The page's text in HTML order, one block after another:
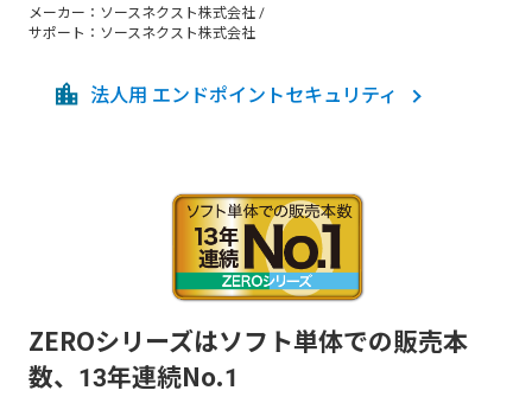
メーカー：ソースネクスト株式会社 /
サポート：ソースネクスト株式会社
法人用 エンドポイントセキュリティ
ZEROシリーズはソフト単体での販売本
数、13年連続No.1